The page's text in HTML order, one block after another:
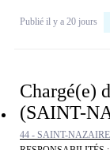
Publié il y a 20 jours
Chargé(e)
(SAINT-
44 - SAINT-NAZAIRE